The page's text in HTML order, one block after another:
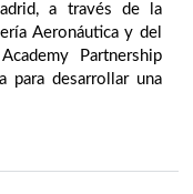
a través de la
Aeronáutica y del
Partnership
para desarrollar una